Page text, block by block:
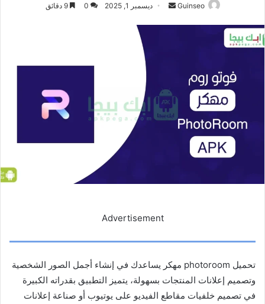
Guinseo
أرسلديسمبر 1, 2025 0 9 دقائق
Advertisement
تحميل photoroom مهكر يساعدك في إنشاء أجمل الصور الشخصية
وتصميم إعلانات المنتجات بسهولة، يتميز التطبيق بقدراته الكبيرة
في تصميم خلفيات مقاطع الفيديو على يوتيوب أو صناعة إعلانات